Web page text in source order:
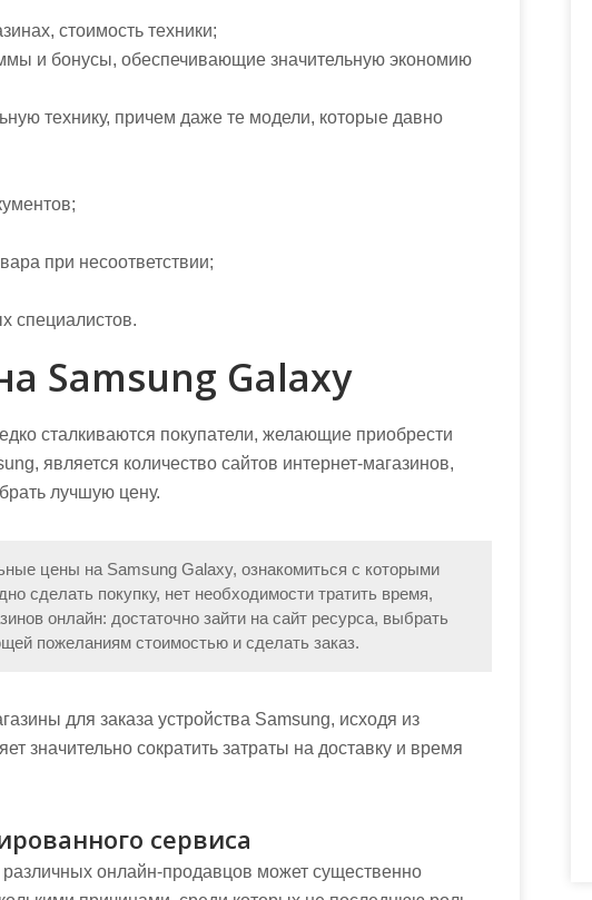
стоимость техники;
и бонусы, обеспечивающие значительную экономию
технику, причем даже те модели, которые давно
при несоответствии;
специалистов.
Samsung Galaxy
сталкиваются покупатели, желающие приобрести
является количество сайтов интернет-магазинов,
лучшую цену.
цены на Samsung Galaxy, ознакомиться с которыми
сделать покупку, нет необходимости тратить время,
онлайн: достаточно зайти на сайт ресурса, выбрать
пожеланиям стоимостью и сделать заказ.
для заказа устройства Samsung, исходя из
значительно сократить затраты на доставку и время
сервиса
онлайн-продавцов может существенно